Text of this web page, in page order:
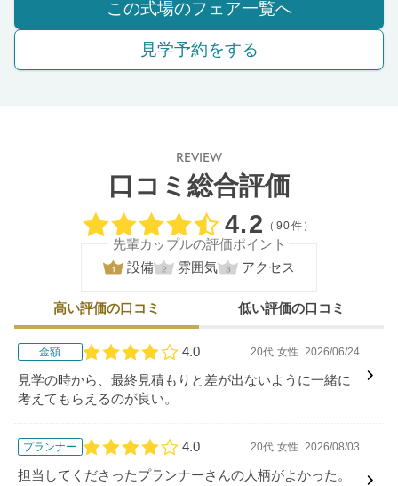
この式場のフェア一覧へ
見学予約をする
REVIEW
口コミ総合評価
口コミ評価
4.2 （90件）
先輩カップルの評価ポイント
設備
雰囲気 アクセス
高い評価の口コミ 低い評価の口コミ
金額
口コミ評価
4.0 20代 女性 2026/06/24
見学の時から、最終見積もりと差が出ないように一緒に
考えてもらえるのが良い。
プランナー
口コミ評価
4.0 20代 女性 2026/08/03
担当してくださったプランナーさんの人柄がよかった。